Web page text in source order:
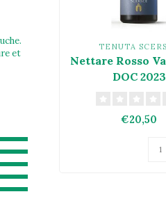
et
TENUTA
Nettare Rosso
DOC 2023
€20,50